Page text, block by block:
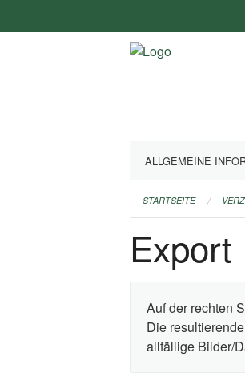
überspringen
ALLGEMEINE
STARTSEITE
Export
Auf der rechten
Die
allfällige Bilder/